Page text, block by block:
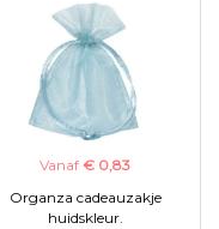
Vanaf € 0,83
Organza cadeauzakje
huidskleur.